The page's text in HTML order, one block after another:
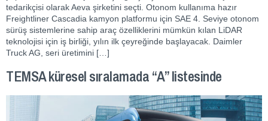
tedarikçisi olarak Aeva şirketini seçti. Otonom kullanıma hazır
Freightliner Cascadia kamyon platformu için SAE 4. Seviye otonom
sürüş sistemlerine sahip araç özelliklerini mümkün kılan LiDAR
teknolojisi için iş birliği, yılın ilk çeyreğinde başlayacak. Daimler
Truck AG, seri üretimini […]
TEMSA küresel sıralamada “A” listesinde